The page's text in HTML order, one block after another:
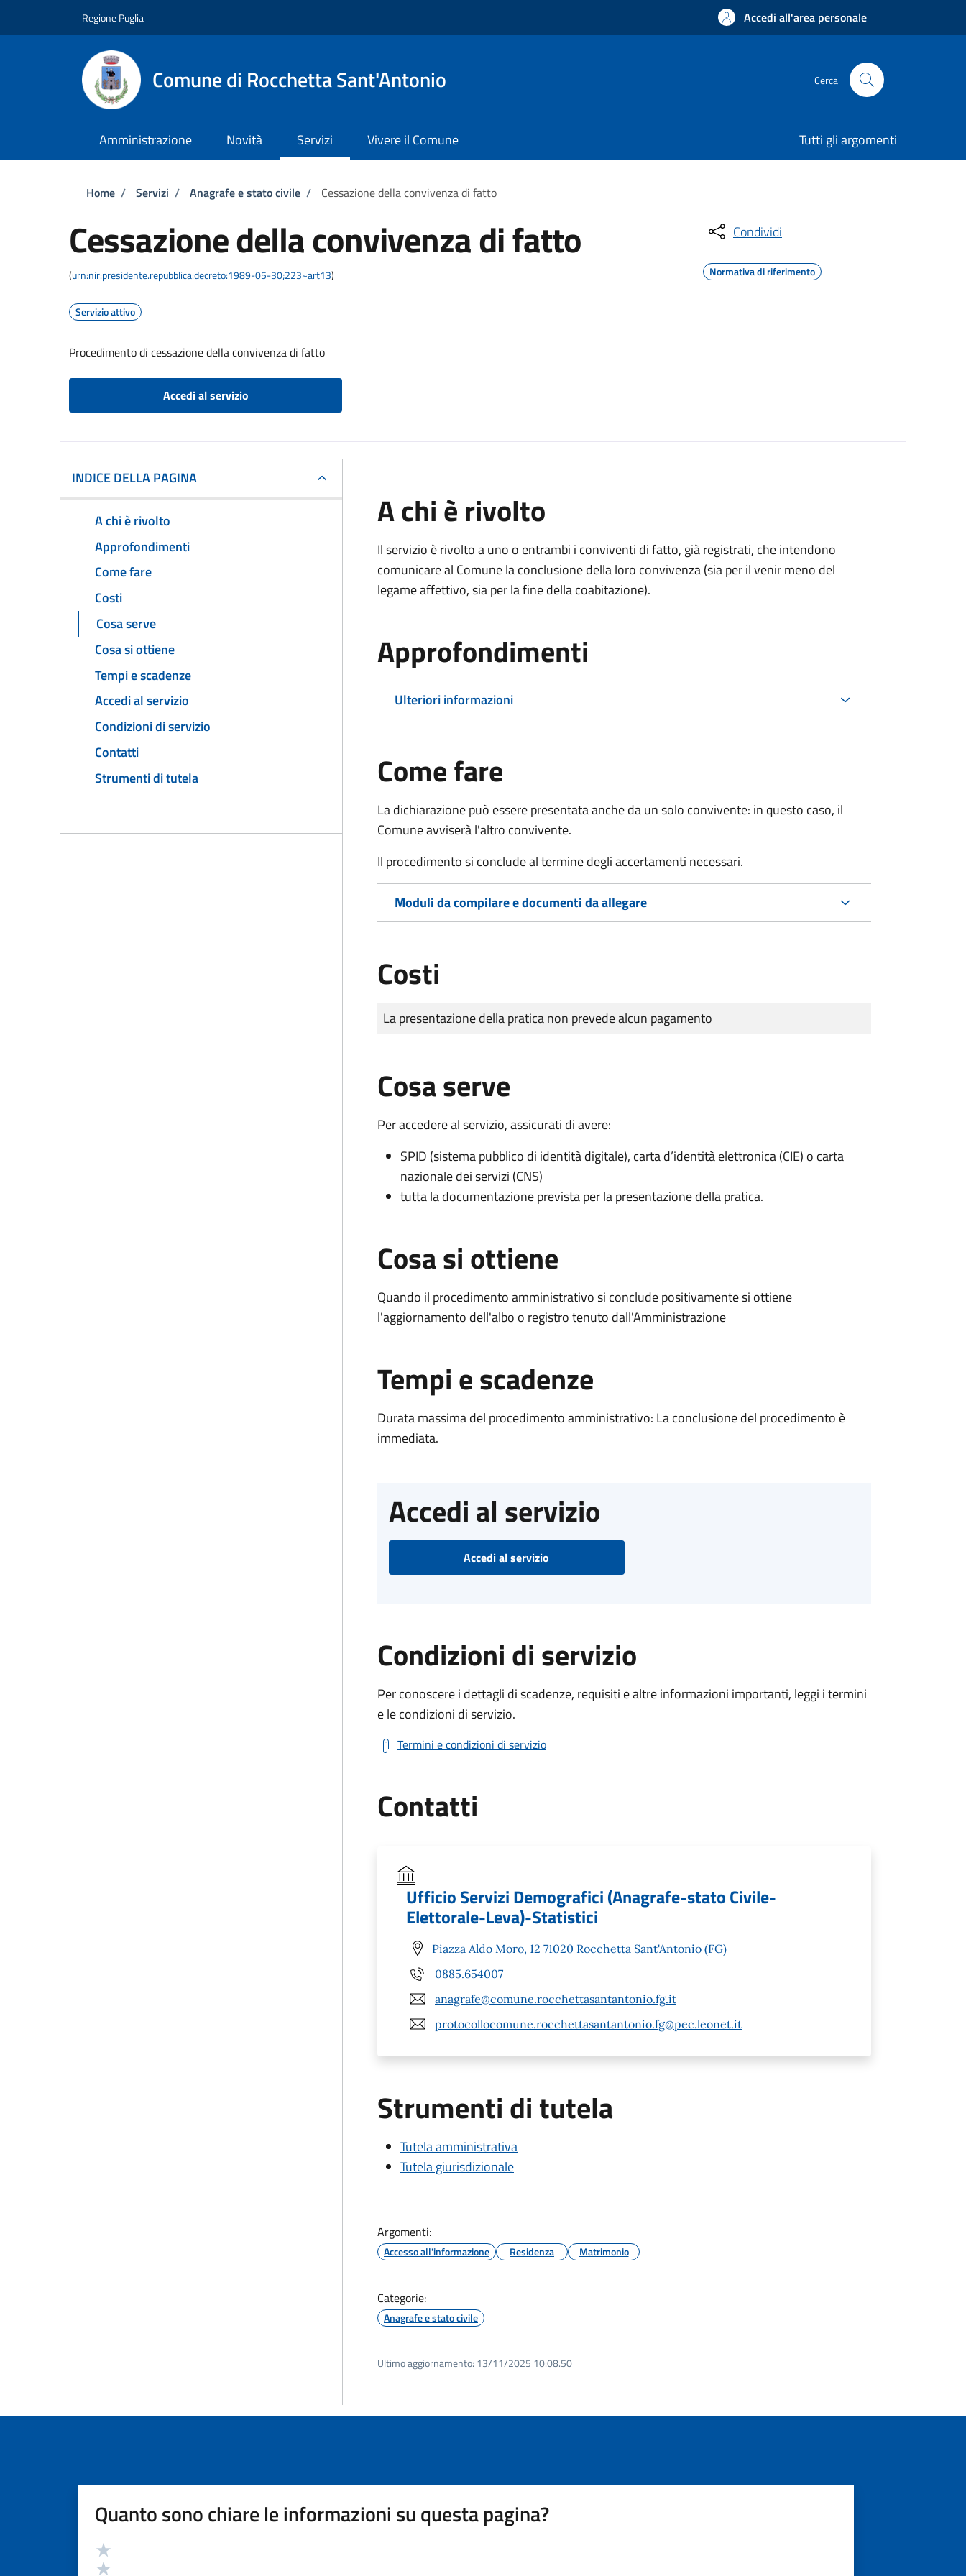
Regione Puglia Accedi all'area personale
Comune di Rocchetta Sant'Antonio Cerca
Amministrazione Novità Servizi Vivere il Comune Tutti gli argomenti
Briciole di pane
Home / Servizi / Anagrafe e stato civile / Cessazione della convivenza di fatto
Cessazione della convivenza di fatto
(urn:nir:presidente.repubblica:decreto:1989-05-30;223~art13)
Servizio attivo
Procedimento di cessazione della convivenza di fatto
Accedi al servizio
Condividi
Normativa di riferimento
INDICE DELLA PAGINA
A chi è rivolto
Approfondimenti
Come fare
Costi
Cosa serve
Cosa si ottiene
Tempi e scadenze
Accedi al servizio
Condizioni di servizio
Contatti
Strumenti di tutela
A chi è rivolto
Il servizio è rivolto a uno o entrambi i conviventi di fatto, già registrati, che intendono
comunicare al Comune la conclusione della loro convivenza (sia per il venir meno del
legame affettivo, sia per la fine della coabitazione).
Approfondimenti
Ulteriori informazioni
Come fare
La dichiarazione può essere presentata anche da un solo convivente: in questo caso, il
Comune avviserà l'altro convivente.
Il procedimento si conclude al termine degli accertamenti necessari.
Moduli da compilare e documenti da allegare
Costi
Tipo di pagamento
Importo
La presentazione della pratica non prevede alcun pagamento
Cosa serve
Per accedere al servizio, assicurati di avere:
SPID (sistema pubblico di identità digitale), carta d’identità elettronica (CIE) o carta
nazionale dei servizi (CNS)
tutta la documentazione prevista per la presentazione della pratica.
Cosa si ottiene
Quando il procedimento amministrativo si conclude positivamente si ottiene
l'aggiornamento dell'albo o registro tenuto dall'Amministrazione
Tempi e scadenze
Durata massima del procedimento amministrativo: La conclusione del procedimento è
immediata.
Accedi al servizio
Accedi al servizio
Condizioni di servizio
Per conoscere i dettagli di scadenze, requisiti e altre informazioni importanti, leggi i termini
e le condizioni di servizio.
Termini e condizioni di servizio
Contatti
Ufficio Servizi Demografici (Anagrafe-stato Civile-
Elettorale-Leva)-Statistici
Piazza Aldo Moro, 12 71020 Rocchetta Sant'Antonio (FG)
0885.654007
anagrafe@comune.rocchettasantantonio.fg.it
protocollocomune.rocchettasantantonio.fg@pec.leonet.it
Strumenti di tutela
Tutela amministrativa
Tutela giurisdizionale
Argomenti:
Accesso all'informazione Residenza Matrimonio
Categorie:
Anagrafe e stato civile
Ultimo aggiornamento: 13/11/2025 10:08.50
Quanto sono chiare le informazioni su questa pagina?
Valutazione